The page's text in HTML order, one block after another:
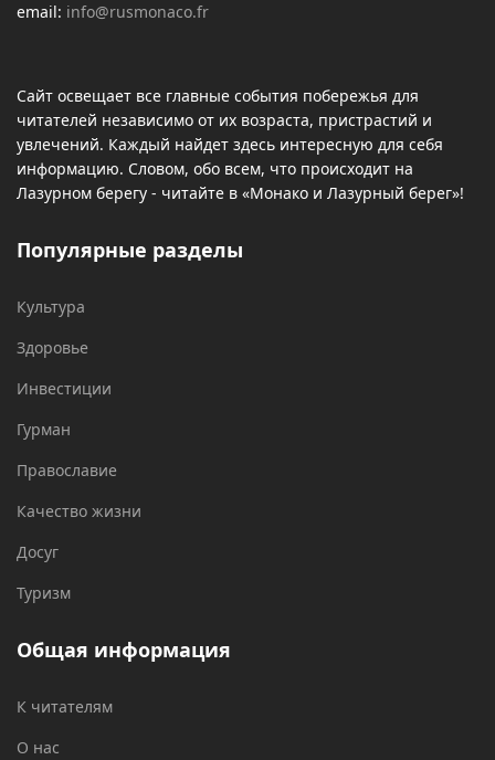
email: info@rusmonaco.fr
Сайт освещает все главные события побережья для
читателей независимо от их возраста, пристрастий и
увлечений. Каждый найдет здесь интересную для себя
информацию. Словом, обо всем, что происходит на
Лазурном берегу - читайте в «Монако и Лазурный берег»!
Популярные разделы
Культура
Здоровье
Инвестиции
Гурман
Православие
Качество жизни
Досуг
Туризм
Общая информация
К читателям
О нас